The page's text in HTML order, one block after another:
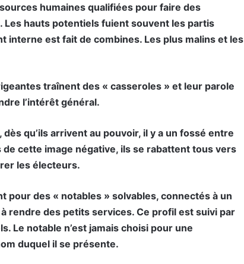
humaines qualifiées pour faire des
hauts potentiels fuient souvent les partis
interne est fait de combines. Les plus malins et les
traînent des « casseroles » et leur parole
l’intérêt général.
qu’ils arrivent au pouvoir, il y a un fossé entre
cette image négative, ils se rabattent tous vers
les électeurs.
pour des « notables » solvables, connectés à un
rendre des petits services. Ce profil est suivi par
Le notable n’est jamais choisi pour une
duquel il se présente.